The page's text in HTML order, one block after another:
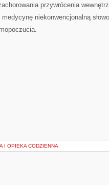
przywrócenia
niekonwencjonalną
I OPIEKA CODZIENNA